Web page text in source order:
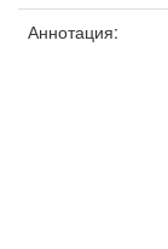
Аннотация: